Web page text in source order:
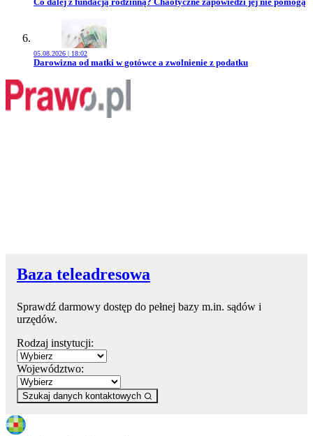
05.08.2026 | 18:02
Przejdź do artykułu:
Darowizna od matki w gotówce a zwolnienie z podatku
Baza teleadresowa
Sprawdź darmowy dostęp do pełnej bazy m.in. sądów i
urzędów.
Rodzaj instytucji:
Województwo:
Szukaj danych kontaktowych